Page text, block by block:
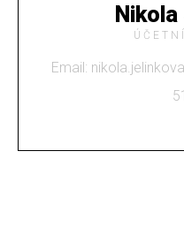
Email: